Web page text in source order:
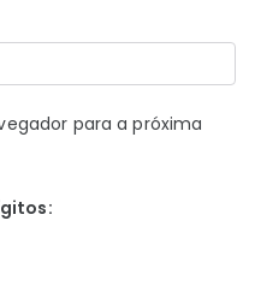
para a próxima